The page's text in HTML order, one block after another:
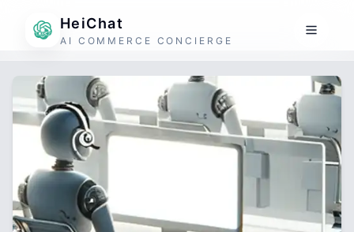
HeiChat
AI COMMERCE CONCIERGE